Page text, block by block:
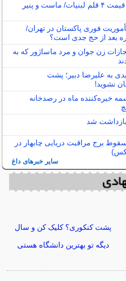
اعلام جدیدترین قیمت ۴ قلم لبنیات/ ماست و پنیر
فوری پاکستان در تهران/
بعد از حج جدی است؟
زن جوان و مرد ماساژور که به
به علیرضا دبیر؛ پشت
نشوید!
خیره‌کننده ماه در رصدخانه
بازداشت شد
برج مراقبت دریایی چابهار در
سایر خبرهای داغ
پشت کنکوری؟ کلیک کن و سال
دیگه تو بهترین دانشگاه هستی